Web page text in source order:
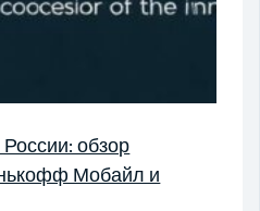
обзор
Мобайл и